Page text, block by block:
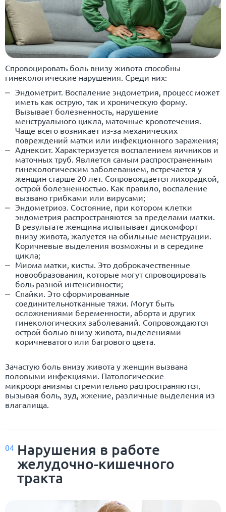
Спровоцировать боль внизу живота способны
гинекологические нарушения. Среди них:
Эндометрит. Воспаление эндометрия, процесс может
иметь как острую, так и хроническую форму.
Вызывает болезненность, нарушение
менструального цикла, маточные кровотечения.
Чаще всего возникает из-за механических
повреждений матки или инфекционного заражения;
Аднексит. Характеризуется воспалением яичников и
маточных труб. Является самым распространенным
гинекологическим заболеванием, встречается у
женщин старше 20 лет. Сопровождается лихорадкой,
острой болезненностью. Как правило, воспаление
вызвано грибками или вирусами;
Эндометриоз. Состояние, при котором клетки
эндометрия распространяются за пределами матки.
В результате женщина испытывает дискомфорт
внизу живота, жалуется на обильные менструации.
Коричневые выделения возможны и в середине
цикла;
Миома матки, кисты. Это доброкачественные
новообразования, которые могут спровоцировать
боль разной интенсивности;
Спайки. Это сформированные
соединительнотканные тяжи. Могут быть
осложнениями беременности, аборта и других
гинекологических заболеваний. Сопровождаются
острой болью внизу живота, выделениями
коричневатого или багрового цвета.
Зачастую боль внизу живота у женщин вызвана
половыми инфекциями. Патологические
микроорганизмы стремительно распространяются,
вызывая боль, зуд, жжение, различные выделения из
влагалища.
04 Нарушения в работе
желудочно-кишечного
тракта